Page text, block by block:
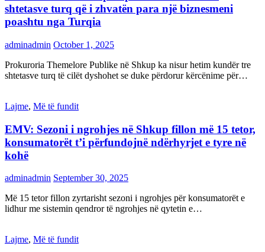
shtetasve turq që i zhvatën para një biznesmeni
poashtu nga Turqia
adminadmin October 1, 2025
Prokuroria Themelore Publike në Shkup ka nisur hetim kundër tre
shtetasve turq të cilët dyshohet se duke përdorur kërcënime për…
Lajme, Më të fundit
EMV: Sezoni i ngrohjes në Shkup fillon më 15 tetor,
konsumatorët t’i përfundojnë ndërhyrjet e tyre në
kohë
adminadmin September 30, 2025
Më 15 tetor fillon zyrtarisht sezoni i ngrohjes për konsumatorët e
lidhur me sistemin qendror të ngrohjes në qytetin e…
Lajme, Më të fundit